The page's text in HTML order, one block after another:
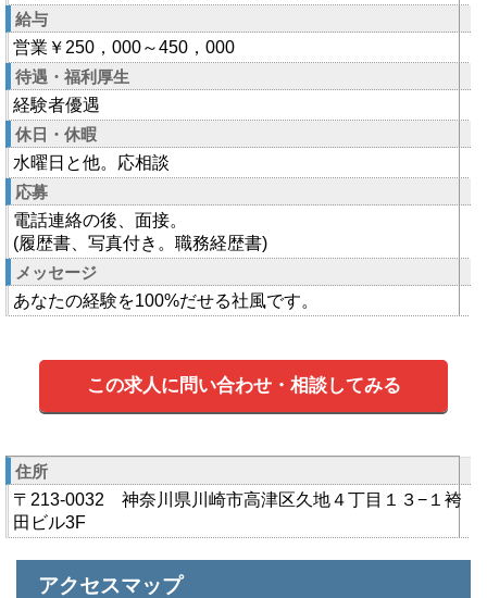
給与
営業￥250，000～450，000
待遇・福利厚生
経験者優遇
休日・休暇
水曜日と他。応相談
応募
電話連絡の後、面接。
(履歴書、写真付き。職務経歴書)
メッセージ
あなたの経験を100%だせる社風です。
この求人に問い合わせ・相談してみる
住所
〒213-0032 神奈川県川崎市高津区久地４丁目１３−１袴
田ビル3F
アクセスマップ